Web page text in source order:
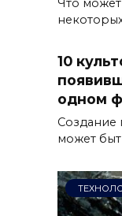
Что
10
одном
Создание
может